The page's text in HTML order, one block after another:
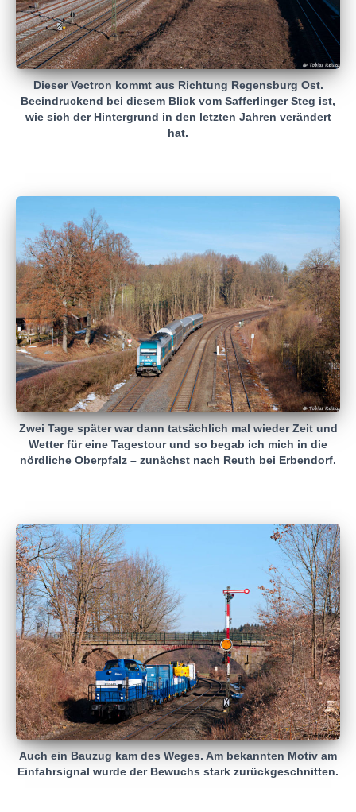
Dieser Vectron kommt aus Richtung Regensburg Ost.
Beeindruckend bei diesem Blick vom Safferlinger Steg ist,
wie sich der Hintergrund in den letzten Jahren verändert
hat.
Zwei Tage später war dann tatsächlich mal wieder Zeit und
Wetter für eine Tagestour und so begab ich mich in die
nördliche Oberpfalz – zunächst nach Reuth bei Erbendorf.
Auch ein Bauzug kam des Weges. Am bekannten Motiv am
Einfahrsignal wurde der Bewuchs stark zurückgeschnitten.